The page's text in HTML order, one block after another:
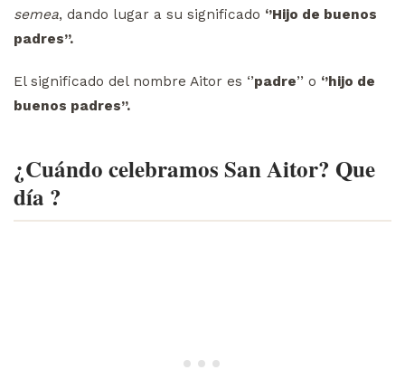
semea, dando lugar a su significado ‘’Hijo de buenos
padres’’.
El significado del nombre Aitor es ‘’padre’’ o ‘’hijo de
buenos padres’’.
¿Cuándo celebramos San Aitor? Que
día ?